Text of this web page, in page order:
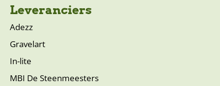
Leveranciers
Adezz
Gravelart
In-lite
MBI De Steenmeesters